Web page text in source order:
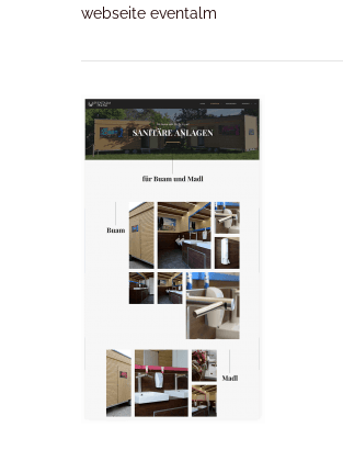
webseite eventalm